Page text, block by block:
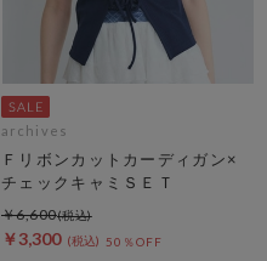
archives
Ｆリボンカットカーディガン×
チェックキャミＳＥＴ
￥3,300 50％OFF
￥6,600